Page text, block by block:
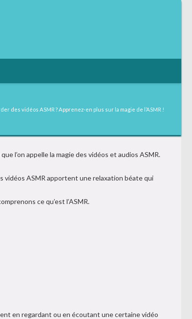
des vidéos ASMR ? Apprenez-en plus sur la magie de l’ASMR !
l’on appelle la magie des vidéos et audios ASMR.
vidéos ASMR apportent une relaxation béate qui
ce qu’est l’ASMR.
en regardant ou en écoutant une certaine vidéo